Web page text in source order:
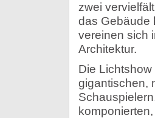
zwei
das Gebäude
vereinen sich
Architektur.
Die
gigantischen,